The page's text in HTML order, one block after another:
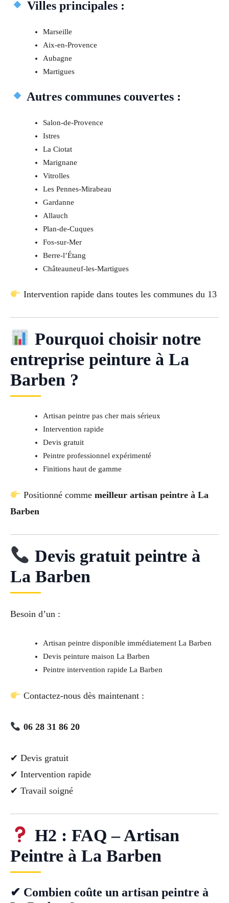
Villes principales :
Marseille
Aix-en-Provence
Aubagne
Martigues
Autres communes couvertes :
Salon-de-Provence
Istres
La Ciotat
Marignane
Vitrolles
Les Pennes-Mirabeau
Gardanne
Allauch
Plan-de-Cuques
Fos-sur-Mer
Berre-l’Étang
Châteauneuf-les-Martigues
Intervention rapide dans toutes les communes du 13
Pourquoi choisir notre
entreprise peinture à La
Barben ?
Artisan peintre pas cher mais sérieux
Intervention rapide
Devis gratuit
Peintre professionnel expérimenté
Finitions haut de gamme
Positionné comme meilleur artisan peintre à La
Barben
Devis gratuit peintre à
La Barben
Besoin d’un :
Artisan peintre disponible immédiatement La Barben
Devis peinture maison La Barben
Peintre intervention rapide La Barben
Contactez-nous dès maintenant :
06 28 31 86 20
✔ Devis gratuit
✔ Intervention rapide
✔ Travail soigné
H2 : FAQ – Artisan
Peintre à La Barben
✔ Combien coûte un artisan peintre à